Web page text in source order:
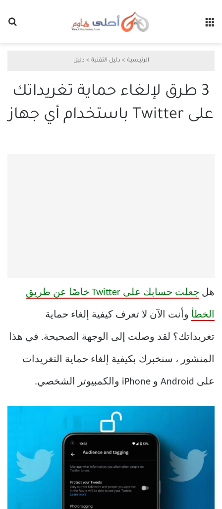
الرئيسية > دليل التقنية > دليل
3 طرق لإلغاء حماية تغريداتك
على Twitter باستخدام أي جهاز
هل جعلت حسابك على Twitter خاصًا عن طريق
الخطأ وأنت الآن لا تعرف كيفية إلغاء حماية
تغريداتك؟ لقد وصلت إلى الوجهة الصحيحة. في هذا
المنشور ، سنخبرك بكيفية إلغاء حماية التغريدات
على Android و iPhone والكمبيوتر الشخصي.